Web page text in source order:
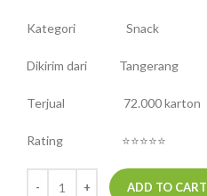
Kategori Snack
Dikirim dari Tangerang
Terjual 72.000 karton
Rating ⭐⭐⭐⭐⭐
ADD TO CART